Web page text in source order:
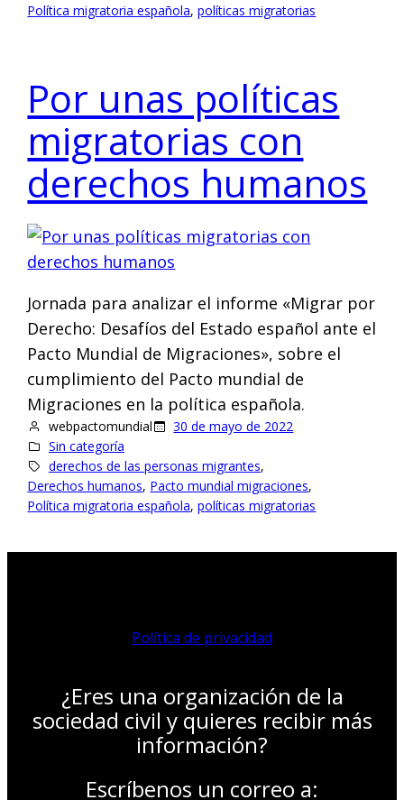
Política migratoria española, políticas migratorias
Por unas políticas
migratorias con
derechos humanos
Jornada para analizar el informe «Migrar por
Derecho: Desafíos del Estado español ante el
Pacto Mundial de Migraciones», sobre el
cumplimiento del Pacto mundial de
Migraciones en la política española.
webpactomundial
30 de mayo de 2022
Sin categoría
derechos de las personas migrantes,
Derechos humanos, Pacto mundial migraciones,
Política migratoria española, políticas migratorias
Política de privacidad
¿Eres una organización de la
sociedad civil y quieres recibir más
información?
Escríbenos un correo a: